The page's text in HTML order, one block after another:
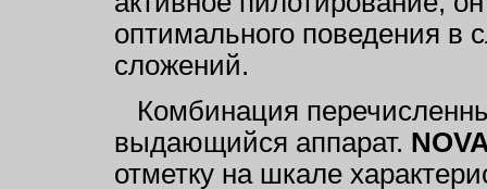
оптимального поведения в
сложений.
Комбинация
выдающийся аппарат.
отметку на шкале